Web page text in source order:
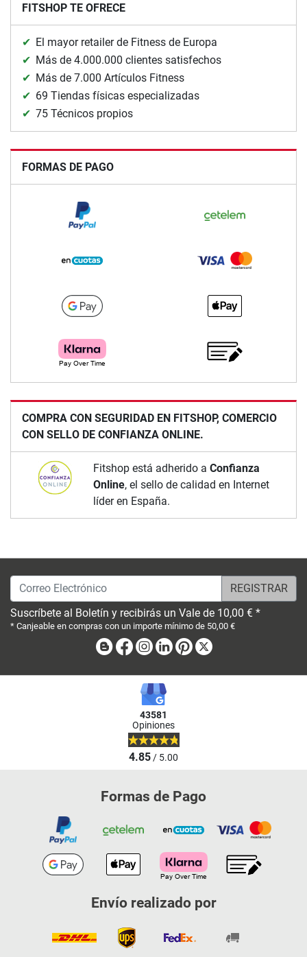
FITSHOP TE OFRECE
El mayor retailer de Fitness de Europa
Más de 4.000.000 clientes satisfechos
Más de 7.000 Artículos Fitness
69 Tiendas físicas especializadas
75 Técnicos propios
FORMAS DE PAGO
COMPRA CON SEGURIDAD EN FITSHOP, COMERCIO
CON SELLO DE CONFIANZA ONLINE.
Fitshop está adherido a Confianza
Online, el sello de calidad en Internet
líder en España.
Correo Electrónico
Suscríbete al Boletín y recibirás un Vale de 10,00 € *
* Canjeable en compras con un importe mínimo de 50,00 €
BlogFacebook
Instagram
LinkedinPinterest
43581
Opiniones
4.85/ 5.00
Formas de Pago
Envío realizado por